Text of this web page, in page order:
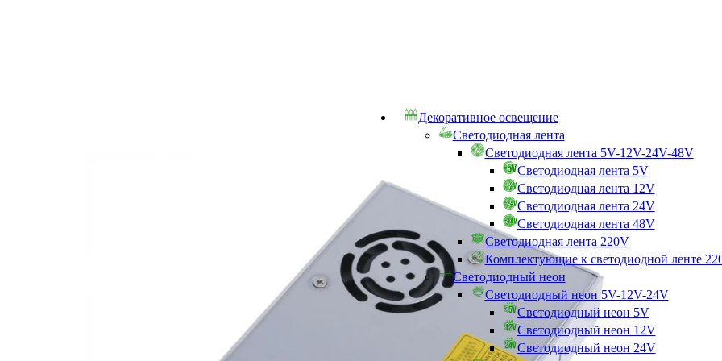
Декоративное освещение
Светодиодная лента
Светодиодная лента 5V-12V-24V-48V
Светодиодная лента 5V
Светодиодная лента 12V
Светодиодная лента 24V
Светодиодная лента 48V
Светодиодная лента 220V
Комплектующие к светодиодной ленте
Светодиодный неон
Светодиодный неон 5V-12V-24V
Светодиодный неон 5V
Светодиодный неон 12V
Светодиодный неон 24V